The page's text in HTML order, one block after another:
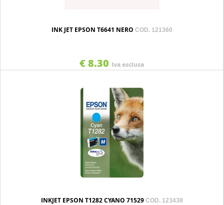
INK JET EPSON T6641 NERO COD. 121360
€ 8.30 Iva esclusa
INKJET EPSON T1282 CYANO 71529 COD. 123438